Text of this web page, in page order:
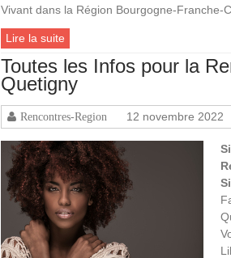
Vivant dans la Région Bourgogne-Franche-
Lire la suite
Toutes les Infos pour la
Quetigny
Rencontres-Region 12 novembre 2022